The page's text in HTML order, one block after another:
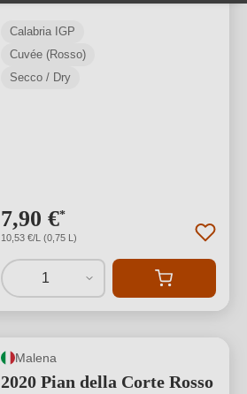
Calabria IGP
Cuvée (Rosso)
Secco / Dry
7,90 €*
10,53 €/L (0,75 L)
1
Malena
2020 Pian della Corte Rosso